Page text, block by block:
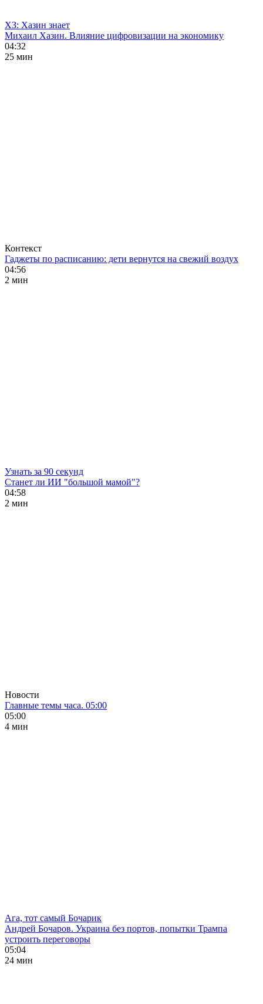
ХЗ: Хазин знает
Михаил Хазин. Влияние цифровизации на экономику
04:32
25 мин
Контекст
Гаджеты по расписанию: дети вернутся на свежий воздух
04:56
2 мин
Узнать за 90 секунд
Станет ли ИИ "большой мамой"?
04:58
2 мин
Новости
Главные темы часа. 05:00
05:00
4 мин
Ага, тот самый Бочарик
Андрей Бочаров. Украина без портов, попытки Трампа
устроить переговоры
05:04
24 мин